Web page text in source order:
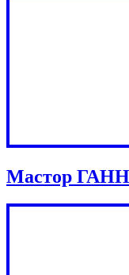
Мастор ГАНН